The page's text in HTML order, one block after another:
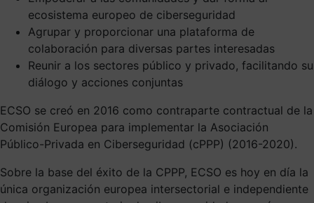
ecosistema europeo de ciberseguridad
Agrupar y proporcionar una plataforma de
colaboración para diversas partes interesadas
Reunir a los sectores público y privado, facilitando su
diálogo y acciones conjuntas
ECSO se creó en 2016 como contraparte contractual de la
Comisión Europea para implementar la Asociación
Público-Privada en Ciberseguridad (cPPP) (2016-2020).
Sobre la base del éxito de la CPPP, ECSO es hoy en día la
única organización europea intersectorial e independiente